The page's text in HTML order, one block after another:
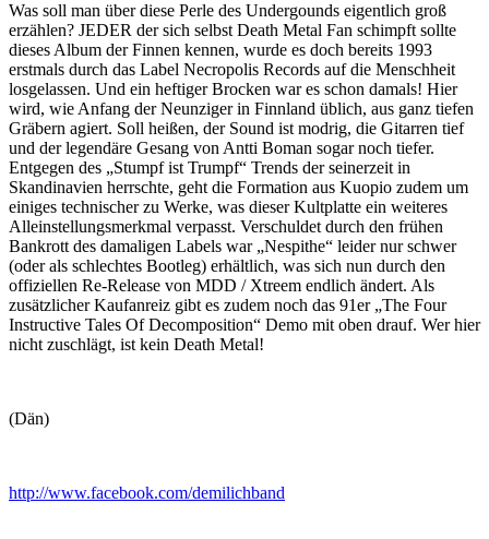
Was soll man über diese Perle des Undergounds eigentlich groß
erzählen? JEDER der sich selbst Death Metal Fan schimpft sollte
dieses Album der Finnen kennen, wurde es doch bereits 1993
erstmals durch das Label Necropolis Records auf die Menschheit
losgelassen. Und ein heftiger Brocken war es schon damals! Hier
wird, wie Anfang der Neunziger in Finnland üblich, aus ganz tiefen
Gräbern agiert. Soll heißen, der Sound ist modrig, die Gitarren tief
und der legendäre Gesang von Antti Boman sogar noch tiefer.
Entgegen des „Stumpf ist Trumpf“ Trends der seinerzeit in
Skandinavien herrschte, geht die Formation aus Kuopio zudem um
einiges technischer zu Werke, was dieser Kultplatte ein weiteres
Alleinstellungsmerkmal verpasst. Verschuldet durch den frühen
Bankrott des damaligen Labels war „Nespithe“ leider nur schwer
(oder als schlechtes Bootleg) erhältlich, was sich nun durch den
offiziellen Re-Release von MDD / Xtreem endlich ändert. Als
zusätzlicher Kaufanreiz gibt es zudem noch das 91er „The Four
Instructive Tales Of Decomposition“ Demo mit oben drauf. Wer hier
nicht zuschlägt, ist kein Death Metal!
(Dän)
http://www.facebook.com/demilichband